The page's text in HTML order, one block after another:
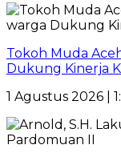
Tokoh Muda
Dukung Kinerja
1 Agustus 2026 |